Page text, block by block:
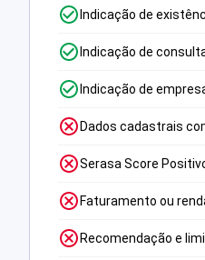
Indicação de
Indicação de
Indicação de
Dados cadastrais
Serasa Score
Faturamento ou
Recomendação e